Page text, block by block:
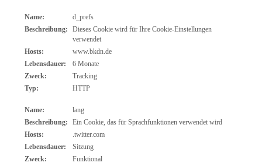
Name:
d_prefs
Beschreibung:
Dieses Cookie wird für Ihre Cookie-Einstellungen
verwendet
Hosts:
www.bkdn.de
Lebensdauer:
6 Monate
Zweck:
Tracking
Typ:
HTTP
Name:
lang
Beschreibung:
Ein Cookie, das für Sprachfunktionen verwendet wird
Hosts:
.twitter.com
Lebensdauer:
Sitzung
Zweck:
Funktional